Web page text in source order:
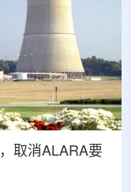
取消ALARA要